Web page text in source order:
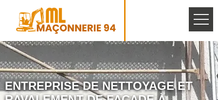
ENTREPRISE DE NETTOYAGE ET